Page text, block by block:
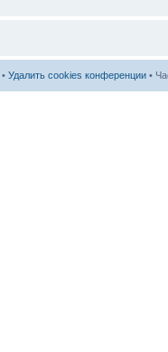
• Удалить cookies конференции •